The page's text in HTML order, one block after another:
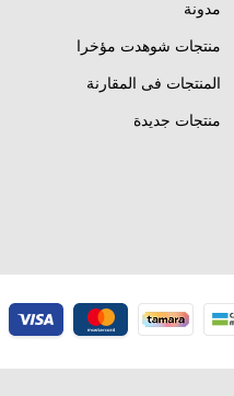
مدونة
منتجات شوهدت مؤخرا
المنتجات فى المقارنة
منتجات جديدة